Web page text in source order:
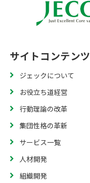
サイトコンテンツ
ジェックについて
お役立ち道経営
行動理論の改革
集団性格の革新
サービス一覧
人材開発
組織開発